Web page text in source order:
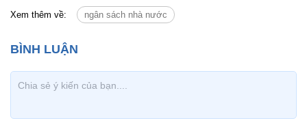
Xem thêm về: ngân sách nhà nước